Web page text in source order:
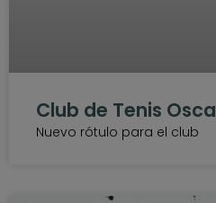
Club de Tenis Osca
Nuevo rótulo para el club